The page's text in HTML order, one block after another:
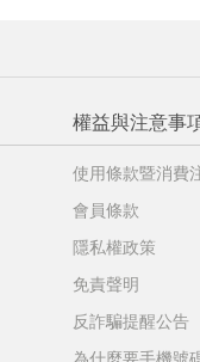
權益與注意事
使用條款暨消費
會員條款
隱私權政策
免責聲明
反詐騙提醒公告